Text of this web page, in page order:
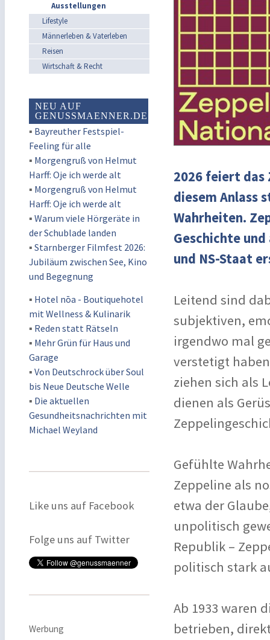
Ausstellungen
Lifestyle
Männerleben & Vaterleben
Reisen
Wirtschaft & Recht
NEU AUF
GENUSSMAENNER.DE
▪ Bayreuther Festspiel-
Feeling für alle
▪ Morgengruß von Helmut
Harff: Oje ich werde alt
▪ Morgengruß von Helmut
Harff: Oje ich werde alt
▪ Warum viele Hörgeräte in
der Schublade landen
▪ Starnberger Filmfest 2026:
Jubiläum zwischen See, Kino
und Begegnung
▪ Hotel nōa - Boutiquehotel
mit Wellness & Kulinarik
▪ Reden statt Rätseln
▪ Mehr Grün für Haus und
Garage
▪ Von Deutschrock über Soul
bis Neue Deutsche Welle
▪ Die aktuellen
Gesundheitsnachrichten mit
Michael Weyland
Like uns auf Facebook
Folge uns auf Twitter
Werbung
2026 feiert das
diesem Anlass
Wahrheiten.
Geschichte
und NS-Staat
Leitend sind
subjektiven,
irgendwo mal
verstetigt
ziehen sich als
dienen als
Gefühlte
Zeppeline als
etwa der
unpolitisch
Republik –
politisch stark
Ab 1933 waren
betrieben,